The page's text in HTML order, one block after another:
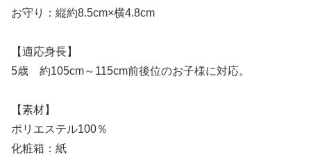
お守り：縦約8.5cm×横4.8cm
【適応身長】
5歳 約105cm～115cm前後位のお子様に対応。
【素材】
ポリエステル100％
化粧箱：紙